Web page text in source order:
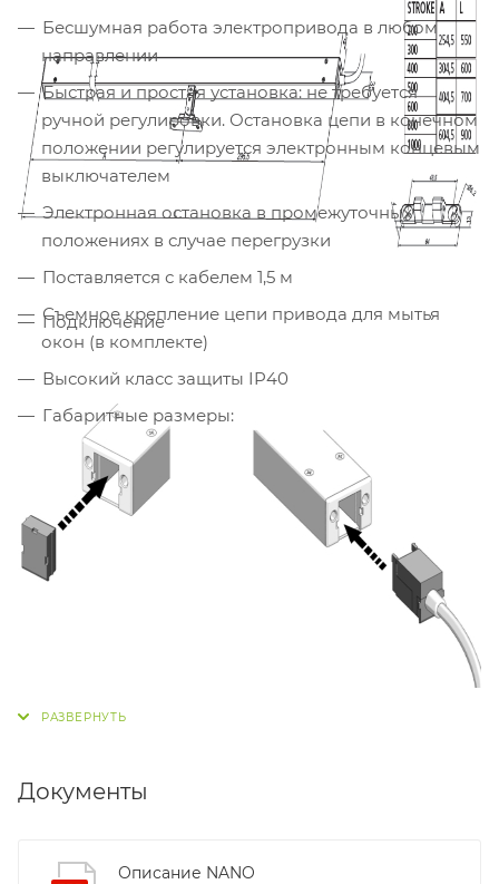
Бесшумная работа электропривода в любом
направлении
Быстрая и простая установка: не требуется
ручной регулировки. Остановка цепи в конечном
положении регулируется электронным концевым
выключателем
Электронная остановка в промежуточных
положениях в случае перегрузки
Поставляется с кабелем 1,5 м
Съемное крепление цепи привода для мытья
окон (в комплекте)
Высокий класс защиты IP40
Габаритные размеры:
Подключение
Документы
Описание NANO